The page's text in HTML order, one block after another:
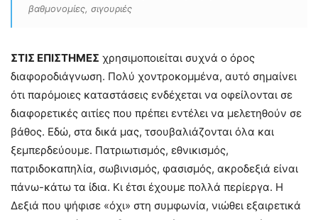
βαθμονομίες, σιγουριές
ΣΤΙΣ ΕΠΙΣΤΗΜΕΣ χρησιμοποιείται συχνά ο όρος
διαφοροδιάγνωση. Πολύ χοντροκομμένα, αυτό σημαίνει
ότι παρόμοιες καταστάσεις ενδέχεται να οφείλονται σε
διαφορετικές αιτίες που πρέπει εντέλει να μελετηθούν σε
βάθος. Εδώ, στα δικά μας, τσουβαλιάζονται όλα και
ξεμπερδεύουμε. Πατριωτισμός, εθνικισμός,
πατριδοκαπηλία, σωβινισμός, φασισμός, ακροδεξιά είναι
πάνω-κάτω τα ίδια. Κι έτσι έχουμε πολλά περίεργα. Η
Δεξιά που ψήφισε «όχι» στη συμφωνία, νιώθει εξαιρετικά